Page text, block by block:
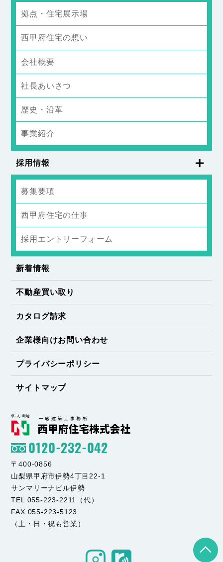
拠点・住宅展示場
西甲府住宅の想い
会社概要
社長あいさつ
歴史・沿革
事業紹介
採用情報
募集要項
西甲府住宅の仕事
採用エントリーフォーム
新着情報
不動産買い取り
カタログ請求
企業様向けお問い合わせ
プライバシーポリシー
サイトマップ
0120-232-042
〒400-0856
山梨県甲府市伊勢4丁目22-1
サンマリーナビル伊勢
TEL 055-223-2211（代）
FAX 055-223-5123
（土・日・祝も営業）